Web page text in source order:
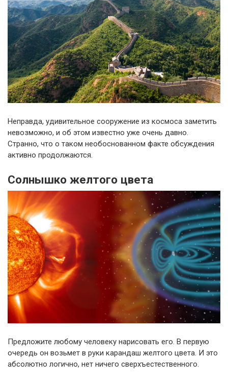
Неправда, удивительное сооружение из космоса заметить
невозможно, и об этом известно уже очень давно.
Странно, что о таком необоснованном факте обсуждения
активно продолжаются.
Солнышко желтого цвета
Предложите любому человеку нарисовать его. В первую
очередь он возьмет в руки карандаш желтого цвета. И это
абсолютно логично, нет ничего сверхъестественного.